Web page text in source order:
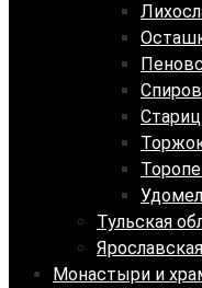
Тульская
Монастыри и